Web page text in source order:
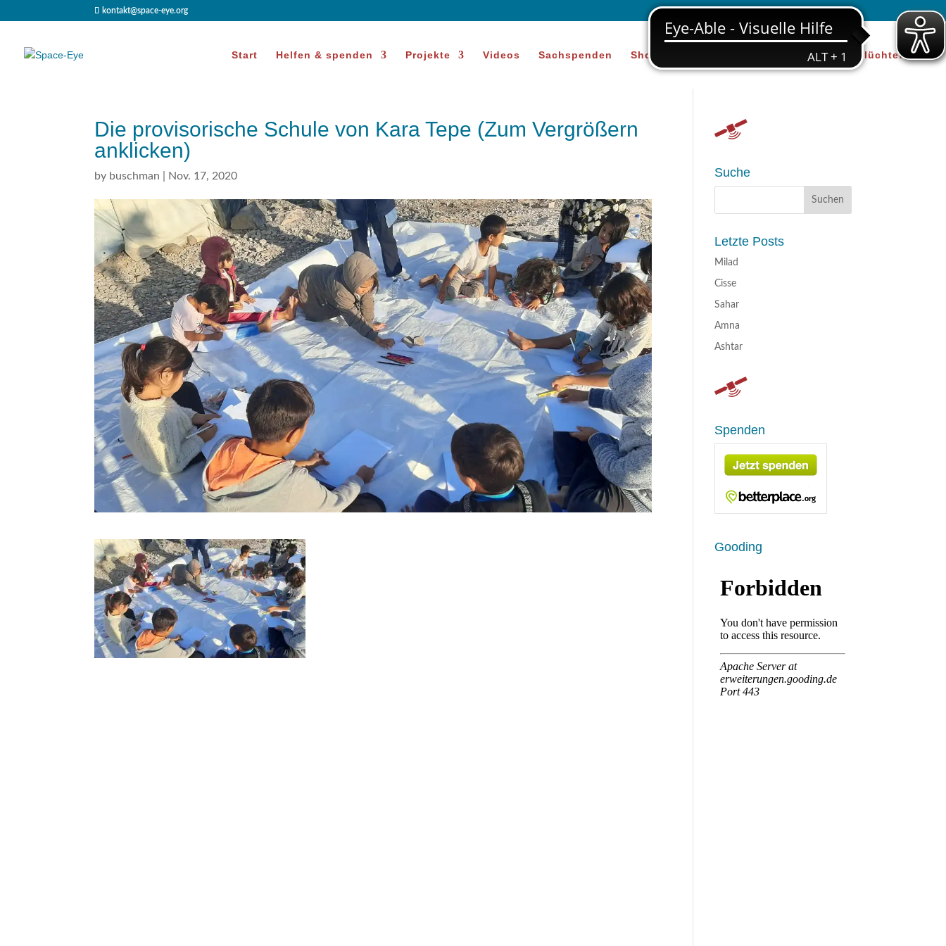
kontakt@space-eye.org
Start Helfen & spenden Projekte Videos Sachspenden Shop Beratung für Geflüchtete
Die provisorische Schule von Kara Tepe (Zum Vergrößern
anklicken)
by buschman Nov. 17, 2020 Suche
Letzte Posts
Milad
Cisse
Sahar
Amna
Ashtar
Spenden
Gooding